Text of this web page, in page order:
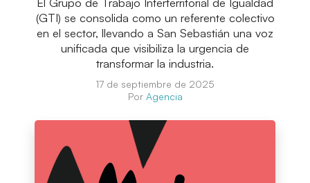
(GTI) se consolida como un referente colectivo
en el sector, llevando a San Sebastián una voz
unificada que visibiliza la urgencia de
transformar la industria.
17 de septiembre de 2025
Por Agencia